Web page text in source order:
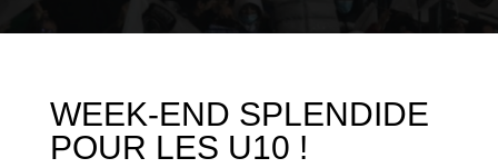
WEEK-END SPLENDIDE
POUR LES U10 !